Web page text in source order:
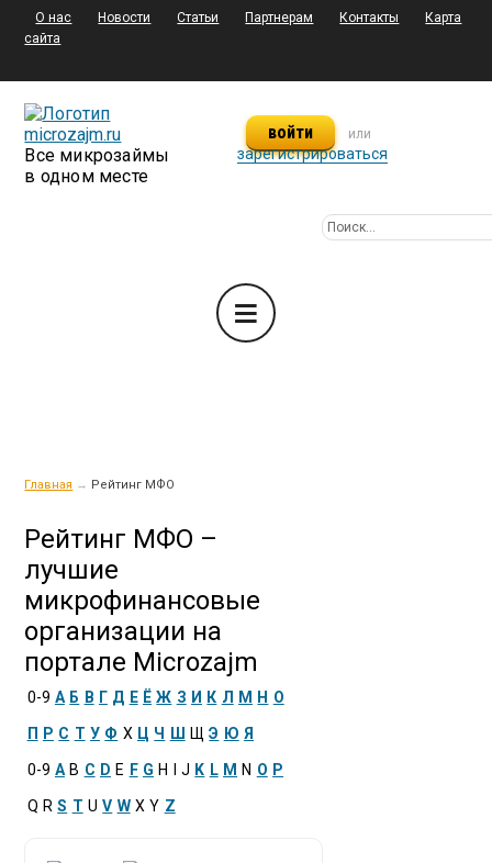
О нас Новости Статьи Партнерам Контакты
Карта
сайта
Все микрозаймы
в одном месте
войти или
зарегистрироваться
Главная → Рейтинг МФО
Рейтинг МФО –
лучшие
микрофинансовые
организации на
портале Microzajm
0-9 А Б В Г Д Е Ё Ж З И К Л М Н О
П Р С Т У Ф Х Ц Ч Ш Щ Э Ю Я
0-9 A B C D E F G H J K L M N O P
Q R S T U V W X Y Z